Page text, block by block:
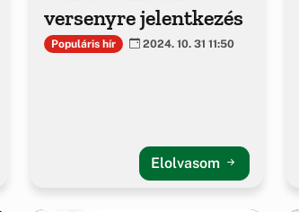
versenyre jelentkezés
Populáris hír 2024. 10. 31 11:50
Elolvasom